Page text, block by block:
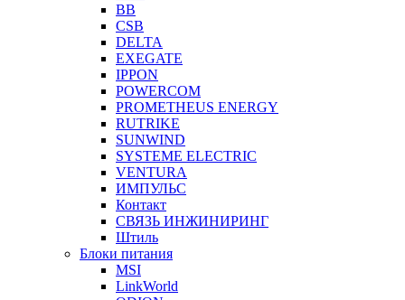
BB
CSB
DELTA
EXEGATE
IPPON
POWERCOM
PROMETHEUS ENERGY
RUTRIKE
SUNWIND
SYSTEME ELECTRIC
VENTURA
ИМПУЛЬС
Контакт
СВЯЗЬ ИНЖИНИРИНГ
Штиль
Блоки питания
MSI
LinkWorld